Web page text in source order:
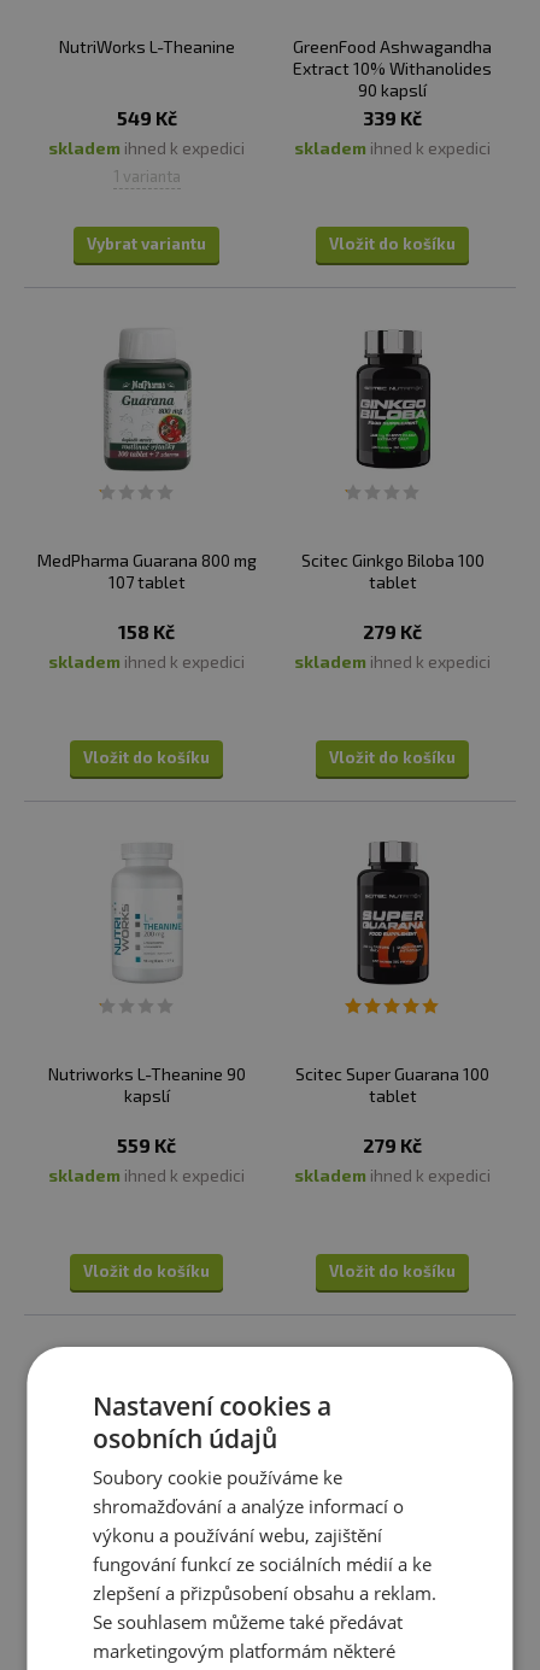
NutriWorks L-Theanine
549 Kč
skladem ihned k expedici
1 varianta
Vybrat variantu
GreenFood Ashwagandha
Extract 10% Withanolides
90 kapslí
339 Kč
skladem ihned k expedici
Vložit do košíku
MedPharma Guarana 800 mg
107 tablet
158 Kč
skladem ihned k expedici
Vložit do košíku
Scitec Ginkgo Biloba 100
tablet
279 Kč
skladem ihned k expedici
Vložit do košíku
Nutriworks L-Theanine 90
kapslí
559 Kč
skladem ihned k expedici
Vložit do košíku
Scitec Super Guarana 100
tablet
279 Kč
skladem ihned k expedici
Vložit do košíku
USN Ashwagandha
449 Kč
Viridian Choline 300mg 60
429 Kč
Nastavení cookies a
osobních údajů
Soubory cookie používáme ke
shromažďování a analýze informací o
výkonu a používání webu, zajištění
fungování funkcí ze sociálních médií a ke
zlepšení a přizpůsobení obsahu a reklam.
Se souhlasem můžeme také předávat
marketingovým platformám některé